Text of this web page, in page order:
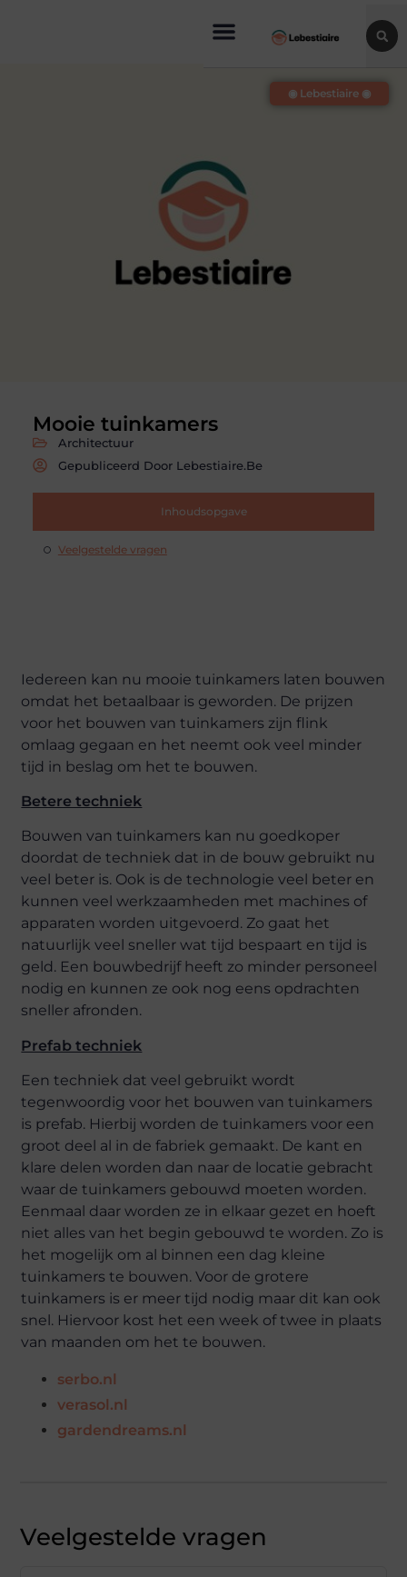
Mooie tuinkamers
Architectuur
Gepubliceerd Door Lebestiaire.be
Inhoudsopgave
Veelgestelde vragen
◉ Lebestiaire ◉
Iedereen kan nu mooie tuinkamers laten bouwen
omdat het betaalbaar is geworden. De prijzen
voor het bouwen van tuinkamers zijn flink
omlaag gegaan en het neemt ook veel minder
tijd in beslag om het te bouwen.
Betere techniek
Bouwen van tuinkamers kan nu goedkoper
doordat de techniek dat in de bouw gebruikt nu
veel beter is. Ook is de technologie veel beter en
kunnen veel werkzaamheden met machines of
apparaten worden uitgevoerd. Zo gaat het
natuurlijk veel sneller wat tijd bespaart en tijd is
geld. Een bouwbedrijf heeft zo minder personeel
nodig en kunnen ze ook nog eens opdrachten
sneller afronden.
Prefab techniek
Een techniek dat veel gebruikt wordt
tegenwoordig voor het bouwen van tuinkamers
is prefab. Hierbij worden de tuinkamers voor een
groot deel al in de fabriek gemaakt. De kant en
klare delen worden dan naar de locatie gebracht
waar de tuinkamers gebouwd moeten worden.
Eenmaal daar worden ze in elkaar gezet en hoeft
niet alles van het begin gebouwd te worden. Zo is
het mogelijk om al binnen een dag kleine
tuinkamers te bouwen. Voor de grotere
tuinkamers is er meer tijd nodig maar dit kan ook
snel. Hiervoor kost het een week of twee in plaats
van maanden om het te bouwen.
serbo.nl
verasol.nl
gardendreams.nl
Veelgestelde vragen